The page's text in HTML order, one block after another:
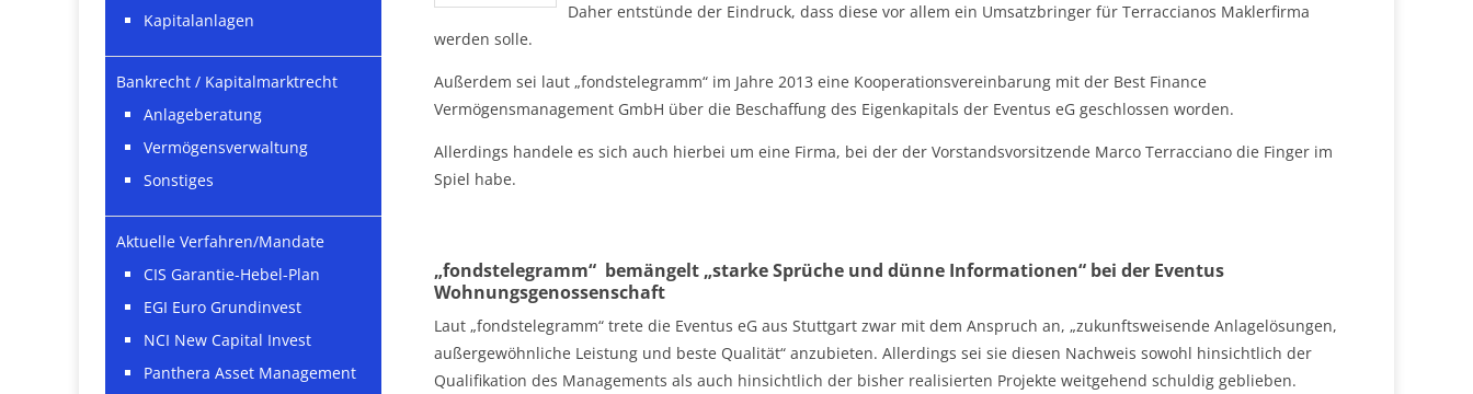
Daher entstünde der Eindruck, dass diese vor allem ein Umsatzbringer für Terraccianos Maklerfirma
werden solle.
Außerdem sei laut „fondstelegramm“ im Jahre 2013 eine Kooperationsvereinbarung mit der Best Finance
Vermögensmanagement GmbH über die Beschaffung des Eigenkapitals der Eventus eG geschlossen worden.
Allerdings handele es sich auch hierbei um eine Firma, bei der der Vorstandsvorsitzende Marco Terracciano die Finger im
Spiel habe.
„fondstelegramm“ bemängelt „starke Sprüche und dünne Informationen“ bei der Eventus
Wohnungsgenossenschaft
Laut „fondstelegramm“ trete die Eventus eG aus Stuttgart zwar mit dem Anspruch an, „zukunftsweisende Anlagelösungen,
außergewöhnliche Leistung und beste Qualität“ anzubieten. Allerdings sei sie diesen Nachweis sowohl hinsichtlich der
Qualifikation des Managements als auch hinsichtlich der bisher realisierten Projekte weitgehend schuldig geblieben.
Kapitalanlagen
Bankrecht / Kapitalmarktrecht
Anlageberatung
Vermögensverwaltung
Sonstiges
Aktuelle Verfahren/Mandate
CIS Garantie-Hebel-Plan
EGI Euro Grundinvest
NCI New Capital Invest
Panthera Asset Management